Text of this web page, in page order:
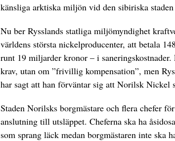
känsliga arktiska miljön vid den sibiriska
Nu ber Rysslands statliga miljömyndighet
världens största nickelproducenter, att betala
runt 19 miljarder kronor – i
krav, utan om ”frivillig kompensation”, men
har sagt att han förväntar sig att Norilsk Nickel
Staden Norilsks borgmästare och flera chefer
anslutning till utsläppet. Cheferna ska ha
som sprang läck medan borgmästaren inte ska